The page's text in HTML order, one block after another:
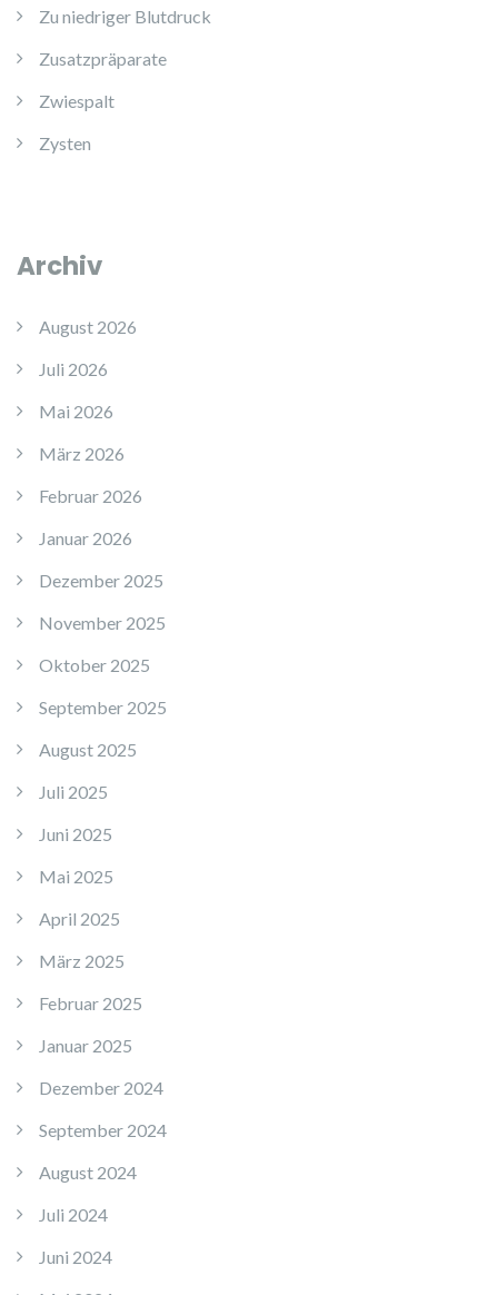
Zu niedriger Blutdruck
Zusatzpräparate
Zwiespalt
Zysten
Archiv
August 2026
Juli 2026
Mai 2026
März 2026
Februar 2026
Januar 2026
Dezember 2025
November 2025
Oktober 2025
September 2025
August 2025
Juli 2025
Juni 2025
Mai 2025
April 2025
März 2025
Februar 2025
Januar 2025
Dezember 2024
September 2024
August 2024
Juli 2024
Juni 2024